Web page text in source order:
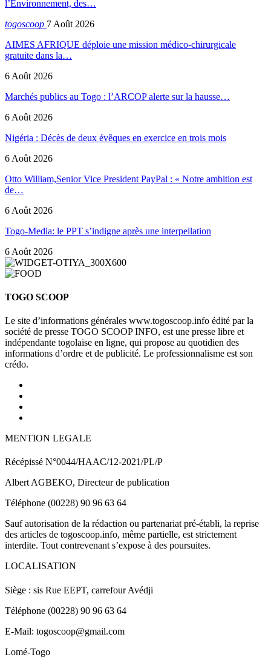
l’Environnement, des…
togoscoop 7 Août 2026
AIMES AFRIQUE déploie une mission médico-chirurgicale
gratuite dans la…
6 Août 2026
Marchés publics au Togo : l’ARCOP alerte sur la hausse…
6 Août 2026
Nigéria : Décès de deux évêques en exercice en trois mois
6 Août 2026
Otto William,Senior Vice President PayPal : « Notre ambition est
de…
6 Août 2026
Togo-Media: le PPT s’indigne après une interpellation
6 Août 2026
TOGO SCOOP
Le site d’informations générales www.togoscoop.info édité par la
société de presse TOGO SCOOP INFO, est une presse libre et
indépendante togolaise en ligne, qui propose au quotidien des
informations d’ordre et de publicité. Le professionnalisme est son
crédo.
MENTION LEGALE
Récépissé N°0044/HAAC/12-2021/PL/P
Albert AGBEKO, Directeur de publication
Téléphone (00228) 90 96 63 64
Sauf autorisation de la rédaction ou partenariat pré-établi, la reprise
des articles de togoscoop.info, même partielle, est strictement
interdite. Tout contrevenant s’expose à des poursuites.
LOCALISATION
Siège : sis Rue EEPT, carrefour Avédji
Téléphone (00228) 90 96 63 64
E-Mail: togoscoop@gmail.com
Lomé-Togo